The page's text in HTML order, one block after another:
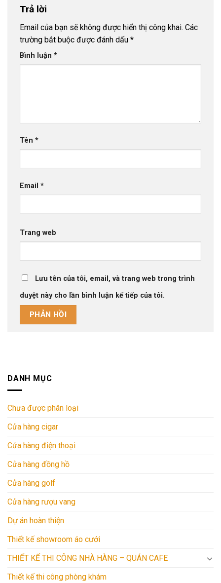
Trả lời
Email của bạn sẽ không được hiển thị công khai. Các
trường bắt buộc được đánh dấu *
Bình luận *
Tên *
Email *
Trang web
Lưu tên của tôi, email, và trang web trong trình
duyệt này cho lần bình luận kế tiếp của tôi.
DANH MỤC
Chưa được phân loại
Cửa hàng cigar
Cửa hàng điện thoại
Cửa hàng đồng hồ
Cửa hàng golf
Cửa hàng rượu vang
Dự án hoàn thiện
Thiết kế showroom áo cưới
THIẾT KẾ THI CÔNG NHÀ HÀNG – QUÁN CAFE
Thiết kế thi công phòng khám